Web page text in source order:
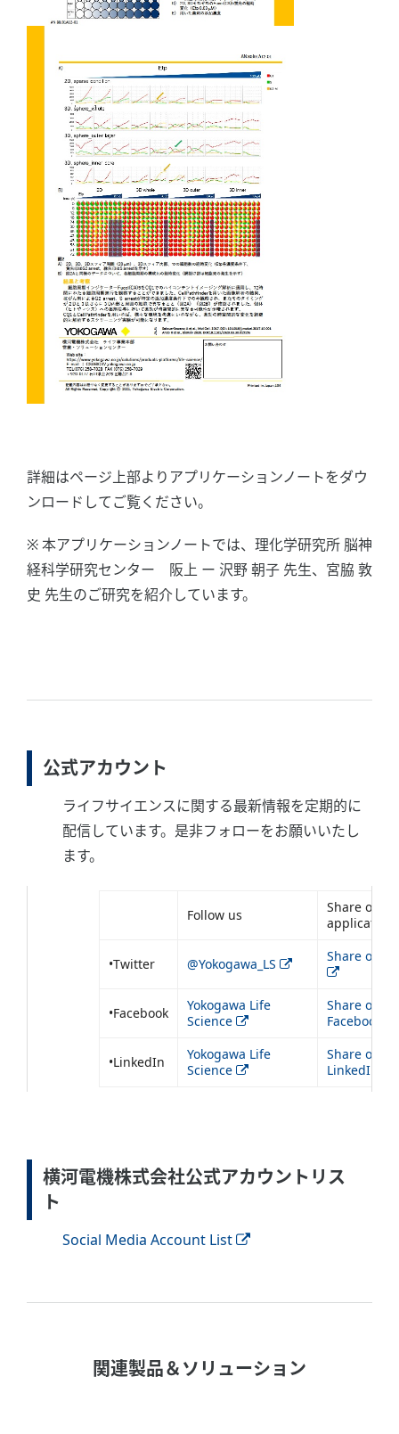
詳細はページ上部よりアプリケーションノートをダウ
ンロードしてご覧ください。
※ 本アプリケーションノートでは、理化学研究所 脳神
経科学研究センター 阪上 ー 沢野 朝子 先生、宮脇 敦
史 先生のご研究を紹介しています。
公式アカウント
ライフサイエンスに関する最新情報を定期的に
配信しています。是非フォローをお願いいたし
ます。
Follow us
Share our
application
•Twitter @Yokogawa_LS Share on
•Facebook
Yokogawa Life
Science
Share on
Facebook
•LinkedIn
Yokogawa Life
Science
Share on
LinkedIn
横河電機株式会社公式アカウントリス
ト
Social Media Account List
関連製品＆ソリューション